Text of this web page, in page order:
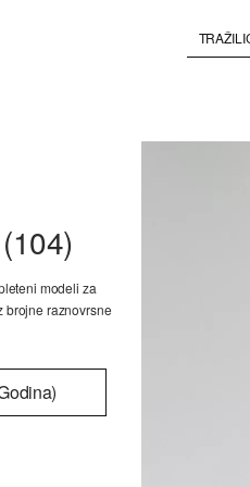
(104)
modeli za
brojne raznovrsne